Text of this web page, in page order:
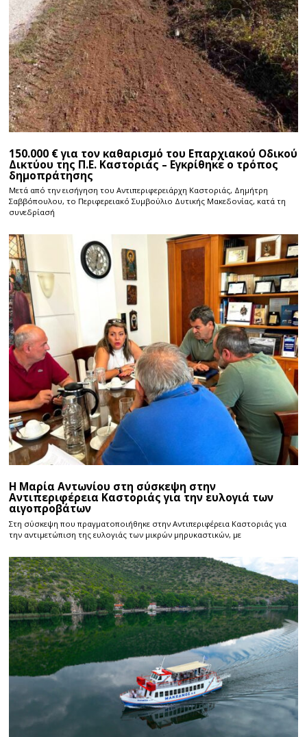
150.000 € για τον καθαρισμό του Επαρχιακού Οδικού
Δικτύου της Π.Ε. Καστοριάς – Εγκρίθηκε ο τρόπος
δημοπράτησης
Μετά από την εισήγηση του Αντιπεριφερειάρχη Καστοριάς, Δημήτρη
Σαββόπουλου, το Περιφερειακό Συμβούλιο Δυτικής Μακεδονίας, κατά τη
συνεδρίασή
Η Μαρία Αντωνίου στη σύσκεψη στην
Αντιπεριφέρεια Καστοριάς για την ευλογιά των
αιγοπροβάτων
Στη σύσκεψη που πραγματοποιήθηκε στην Αντιπεριφέρεια Καστοριάς για
την αντιμετώπιση της ευλογιάς των μικρών μηρυκαστικών, με